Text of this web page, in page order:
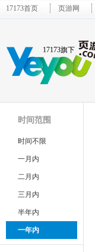
17173首页 页游网
17173旗下
时间范围
时间不限
一月内
二月内
三月内
半年内
一年内